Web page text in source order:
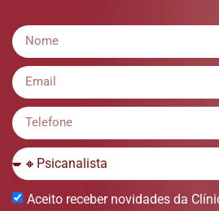
Aceito receber novidades da